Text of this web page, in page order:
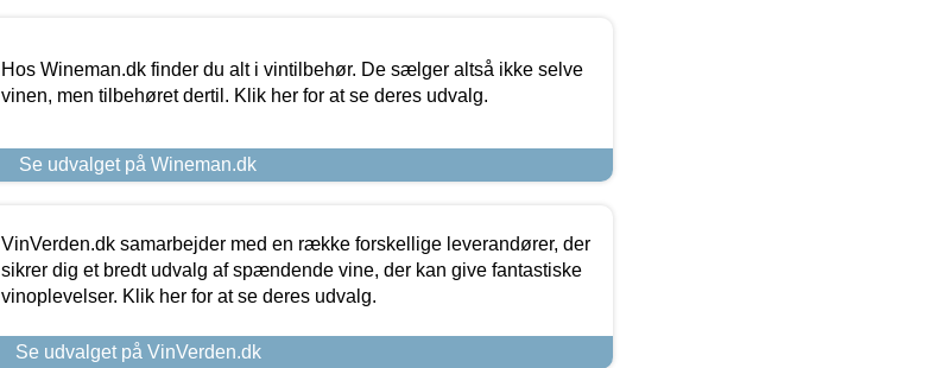
Hos Wineman.dk finder du alt i vintilbehør. De sælger altså ikke selve
vinen, men tilbehøret dertil. Klik her for at se deres udvalg.
Se udvalget på Wineman.dk
VinVerden.dk samarbejder med en række forskellige leverandører, der
sikrer dig et bredt udvalg af spændende vine, der kan give fantastiske
vinoplevelser. Klik her for at se deres udvalg.
Se udvalget på VinVerden.dk